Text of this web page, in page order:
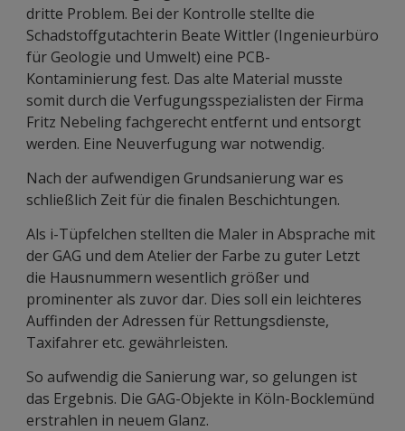
dritte Problem. Bei der Kontrolle stellte die
Schadstoffgutachterin Beate Wittler (Ingenieurbüro
für Geologie und Umwelt) eine PCB-
Kontaminierung fest. Das alte Material musste
somit durch die Verfugungsspezialisten der Firma
Fritz Nebeling fachgerecht entfernt und entsorgt
werden. Eine Neuverfugung war notwendig.
Nach der aufwendigen Grundsanierung war es
schließlich Zeit für die finalen Beschichtungen.
Als i-Tüpfelchen stellten die Maler in Absprache mit
der GAG und dem Atelier der Farbe zu guter Letzt
die Hausnummern wesentlich größer und
prominenter als zuvor dar. Dies soll ein leichteres
Auffinden der Adressen für Rettungsdienste,
Taxifahrer etc. gewährleisten.
So aufwendig die Sanierung war, so gelungen ist
das Ergebnis. Die GAG-Objekte in Köln-Bocklemünd
erstrahlen in neuem Glanz.